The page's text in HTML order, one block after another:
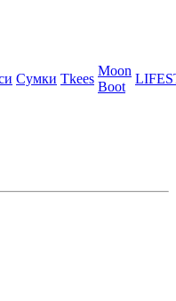
Сумки Tkees
Moon
Boot